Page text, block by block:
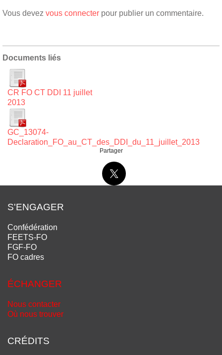
Vous devez vous connecter pour publier un commentaire.
Documents liés
CR FO CT DDI 11 juillet
2013
GC_13074-
Declaration_FO_au_CT_des_DDI_du_11_juillet_2013
Partager
S'ENGAGER
Confédération
FEETS-FO
FGF-FO
FO cadres
ÉCHANGER
Nous contacter
Où nous trouver
CRÉDITS